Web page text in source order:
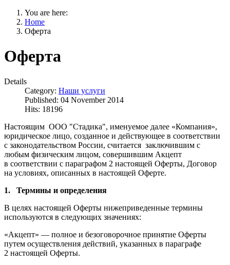
You are here:
Home
Оферта
Оферта
Details
Category: Наши услуги
Published: 04 November 2014
Hits: 18196
Настоящим ООО "Стадика", именуемое далее «Компания»,
юридическое лицо, созданное и действующее в соответствии
с законодательством России, считается заключившим с
любым физическим лицом, совершившим Акцепт
в соответствии с параграфом 2 настоящей Оферты, Договор
на условиях, описанных в настоящей Оферте.
1. Термины и определения
В целях настоящей Оферты нижеприведенные термины
используются в следующих значениях:
«Акцепт» — полное и безоговорочное принятие Оферты
путем осуществления действий, указанных в параграфе
2 настоящей Оферты.